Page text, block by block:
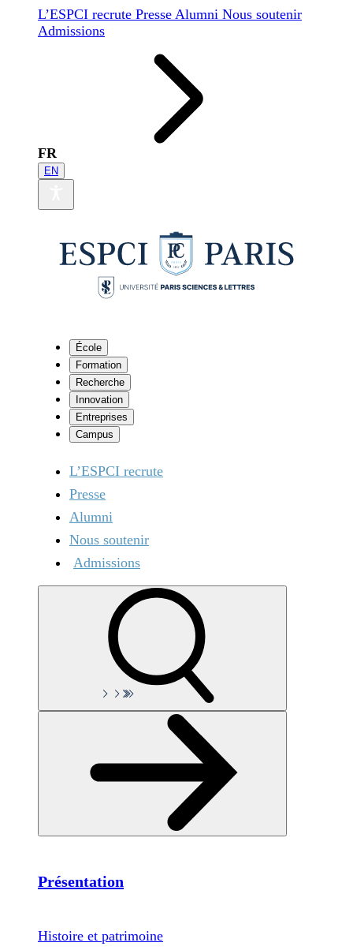
L’ESPCI recrute Presse Alumni Nous soutenir
Admissions
FR
EN
École
Formation
Recherche
Innovation
Entreprises
Campus
L’ESPCI recrute
Presse
Alumni
Nous soutenir
Admissions
Présentation
Histoire et patrimoine